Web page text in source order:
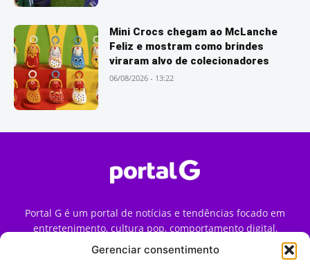
Gerenciar consentimento
Mini Crocs chegam ao McLanche
Feliz e mostram como brindes
viraram alvo de colecionadores
06/08/2026 - 13:22
Portal G é um portal de notícias e tendências focado em
entretenimento, cultura pop, comportamento digital,
streaming, games e iniciativas de marca que impactam a
forma como o público vive e consome internet no Brasil.